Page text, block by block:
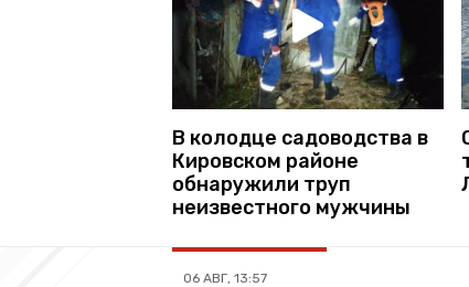
В колодце садоводства в
Кировском районе
обнаружили труп
неизвестного мужчины
06 АВГ, 13:57